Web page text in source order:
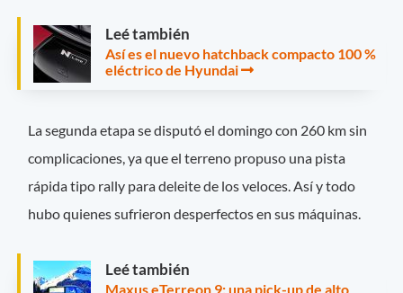
Leé también
Así es el nuevo hatchback compacto 100 %
eléctrico de Hyundai
La segunda etapa se disputó el domingo con 260 km sin
complicaciones, ya que el terreno propuso una pista
rápida tipo rally para deleite de los veloces. Así y todo
hubo quienes sufrieron desperfectos en sus máquinas.
Leé también
Maxus eTerreon 9: una pick-up de alto